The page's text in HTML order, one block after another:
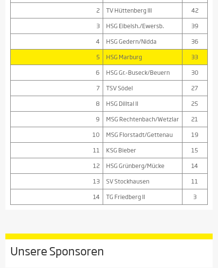
2
TV Hüttenberg III
42
3
HSG Eibelsh./Ewersb.
39
4
HSG Gedern/Nidda
36
5
HSG Marburg
33
6
HSG Gr.-Buseck/Beuern
30
7
TSV Södel
27
8
HSG Dilltal II
25
9
MSG Rechtenbach/Wetzlar
21
10
MSG Florstadt/Gettenau
19
11
KSG Bieber
15
12
HSG Grünberg/Mücke
14
13
SV Stockhausen
11
14
TG Friedberg II 3
Unsere Sponsoren